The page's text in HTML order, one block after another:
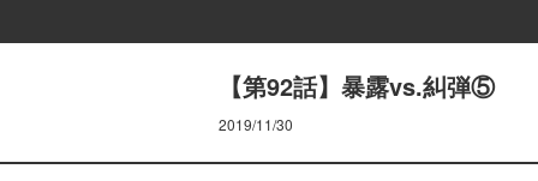
【第92話】暴露vs.糾弾⑤
2019/11/30